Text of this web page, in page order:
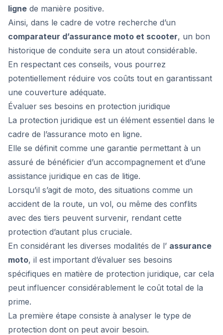
ligne de manière positive.
Ainsi, dans le cadre de votre recherche d’un
comparateur d’assurance moto et scooter, un bon
historique de conduite sera un atout considérable.
En respectant ces conseils, vous pourrez
potentiellement réduire vos coûts tout en garantissant
une couverture adéquate.
Évaluer ses besoins en protection juridique
La protection juridique est un élément essentiel dans le
cadre de l’assurance moto en ligne.
Elle se définit comme une garantie permettant à un
assuré de bénéficier d’un accompagnement et d’une
assistance juridique en cas de litige.
Lorsqu’il s’agit de moto, des situations comme un
accident de la route, un vol, ou même des conflits
avec des tiers peuvent survenir, rendant cette
protection d’autant plus cruciale.
En considérant les diverses modalités de l’ assurance
moto, il est important d’évaluer ses besoins
spécifiques en matière de protection juridique, car cela
peut influencer considérablement le coût total de la
prime.
La première étape consiste à analyser le type de
protection dont on peut avoir besoin.